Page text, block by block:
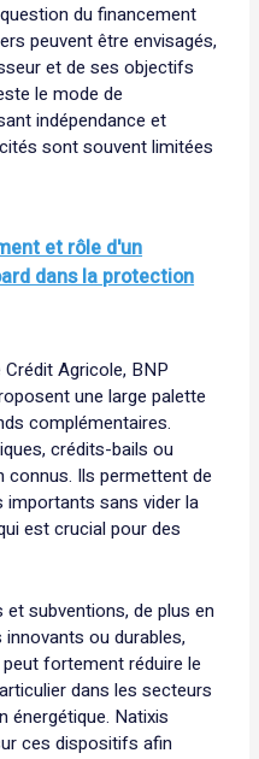
du financement
peuvent être envisagés,
et de ses objectifs
le mode de
indépendance et
sont souvent limitées
et rôle d'un
dans la protection
Agricole, BNP
une large palette
complémentaires.
crédits-bails ou
Ils permettent de
sans vider la
est crucial pour des
et subventions, de plus en
ou durables,
fortement réduire le
dans les secteurs
énergétique. Natixis
ces dispositifs afin